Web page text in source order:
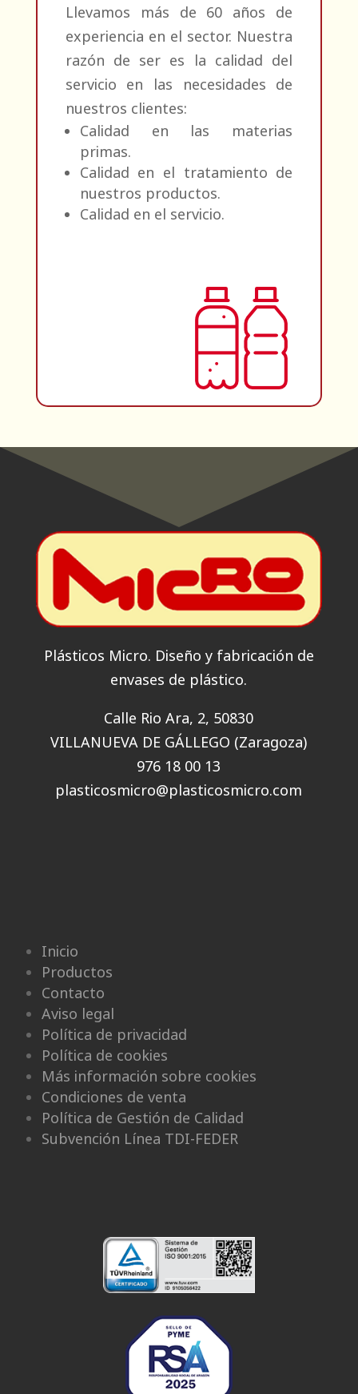
Llevamos más de 60 años de
experiencia en el sector. Nuestra
razón de ser es la calidad del
servicio en las necesidades de
nuestros clientes:
Calidad en las materias
primas.
Calidad en el tratamiento de
nuestros productos.
Calidad en el servicio.
Plásticos Micro. Diseño y fabricación de
envases de plástico.
Calle Rio Ara, 2, 50830
VILLANUEVA DE GÁLLEGO (Zaragoza)
976 18 00 13
plasticosmicro@plasticosmicro.com
Inicio
Productos
Contacto
Aviso legal
Política de privacidad
Política de cookies
Más información sobre cookies
Condiciones de venta
Política de Gestión de Calidad
Subvención Línea TDI-FEDER